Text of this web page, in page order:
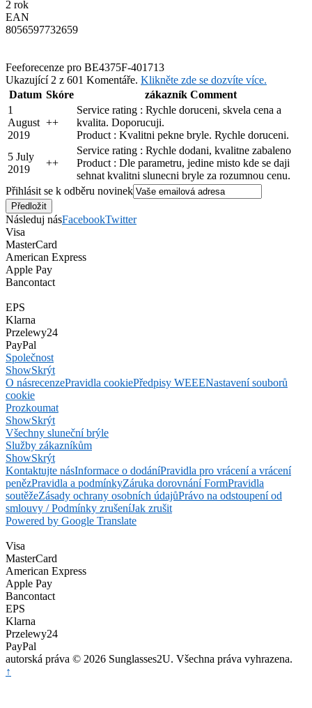
2 rok
EAN
8056597732659
Feeforecenze pro BE4375F-401713
Ukazující 2 z 601 Komentáře. Klikněte zde se dozvíte více.
Datum Skóre
zákazník Comment
1
August
2019
++
Service rating : Rychle doruceni, skvela cena a
kvalita. Doporucuji.
Product : Kvalitni pekne bryle. Rychle doruceni.
5 July
2019
++
Service rating : Rychle dodani, kvalitne zabaleno
Product : Dle parametru, jedine misto kde se daji
sehnat kvalitni slunecni bryle za rozumnou cenu.
Přihlásit se k odběru novinek
Následuj násFacebookTwitter
Visa
MasterCard
American Express
Apple Pay
Bancontact
EPS
Klarna
Przelewy24
PayPal
Společnost
ShowSkrýt
O násrecenzePravidla cookiePředpisy WEEENastavení souborů
cookie
Prozkoumat
ShowSkrýt
Všechny sluneční brýle
Služby zákazníkům
ShowSkrýt
Kontaktujte násInformace o dodáníPravidla pro vrácení a vrácení
penězPravidla a podmínkyZáruka dorovnání FormPravidla
soutěžeZásady ochrany osobních údajůPrávo na odstoupení od
smlouvy / Podmínky zrušeníJak zrušit
Powered by Google Translate
Visa
MasterCard
American Express
Apple Pay
Bancontact
EPS
Klarna
Przelewy24
PayPal
autorská práva © 2026 Sunglasses2U. Všechna práva vyhrazena.
↑